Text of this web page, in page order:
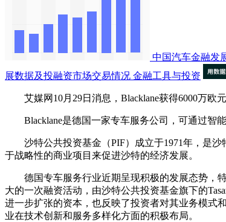
中国汽车金融发
展数据及投融资市场交易情况 金融工具与投资
艾媒网10月29日消息，Blacklane获得6000万欧
Blacklane是德国一家专车服务公司，可通过智能
沙特公共投资基金（PIF）‌成立于1971年，是沙
于战略性的商业项目来促进沙特的经济发展‌。
德国专车服务行业近期呈现积极的发展态势，特
大的一次融资活动，由沙特公共投资基金旗下的
进一步扩张的资本，也反映了投资者对其业务模式
业在技术创新和服务多样化方面的积极布局。